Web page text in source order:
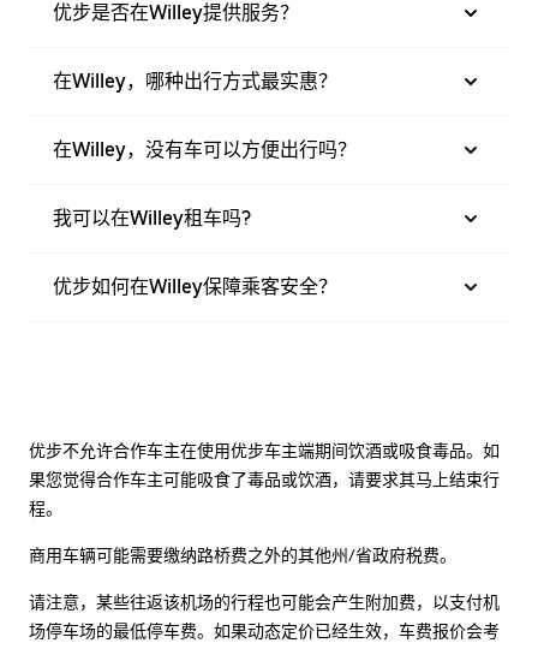
优步是否在Willey提供服务？
在Willey，哪种出行方式最实惠？
在Willey，没有车可以方便出行吗？
我可以在Willey租车吗?
优步如何在Willey保障乘客安全？
优步不允许合作车主在使用优步车主端期间饮酒或吸食毒品。如
果您觉得合作车主可能吸食了毒品或饮酒，请要求其马上结束行
程。
商用车辆可能需要缴纳路桥费之外的其他州/省政府税费。
请注意，某些往返该机场的行程也可能会产生附加费，以支付机
场停车场的最低停车费。如果动态定价已经生效，车费报价会考